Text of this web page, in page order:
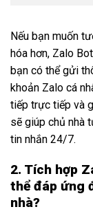
Nếu bạn muốn
hóa hơn, Zalo
bạn có thể gửi
khoản Zalo cá
tiếp trực tiếp và
sẽ giúp chủ nhà
tin nhắn 24/7.
2. Tích hợp
thể đáp ứng
nhà?